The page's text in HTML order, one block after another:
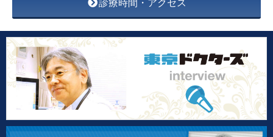
診療時間・アクセス